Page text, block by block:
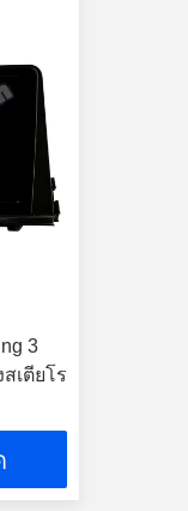
3
เตียโร